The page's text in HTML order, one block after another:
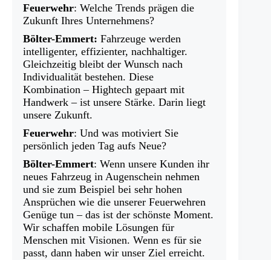
Feuerwehr: Welche Trends prägen die
Zukunft Ihres Unternehmens?
Bölter-Emmert: Fahrzeuge werden
intelligenter, effizienter, nachhaltiger.
Gleichzeitig bleibt der Wunsch nach
Individualität bestehen. Diese
Kombination – Hightech gepaart mit
Handwerk – ist unsere Stärke. Darin liegt
unsere Zukunft.
Feuerwehr: Und was motiviert Sie
persönlich jeden Tag aufs Neue?
Bölter-Emmert: Wenn unsere Kunden ihr
neues Fahrzeug in Augenschein nehmen
und sie zum Beispiel bei sehr hohen
Ansprüchen wie die unserer Feuerwehren
Genüge tun – das ist der schönste Moment.
Wir schaffen mobile Lösungen für
Menschen mit Visionen. Wenn es für sie
passt, dann haben wir unser Ziel erreicht.